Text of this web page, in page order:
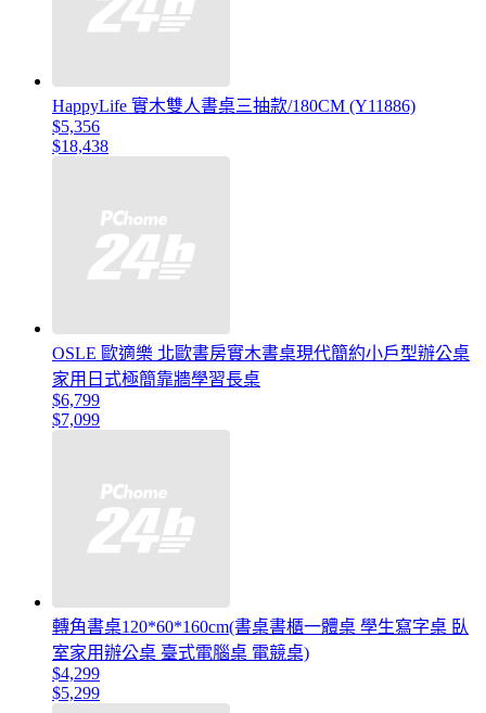
HappyLife 實木雙人書桌三抽款/180CM (Y11886)
$5,356
$18,438
OSLE 歐適樂 北歐書房實木書桌現代簡約小戶型辦公桌
家用日式極簡靠牆學習長桌
$6,799
$7,099
轉角書桌120*60*160cm(書桌書櫃一體桌 學生寫字桌 臥
室家用辦公桌 臺式電腦桌 電競桌)
$4,299
$5,299